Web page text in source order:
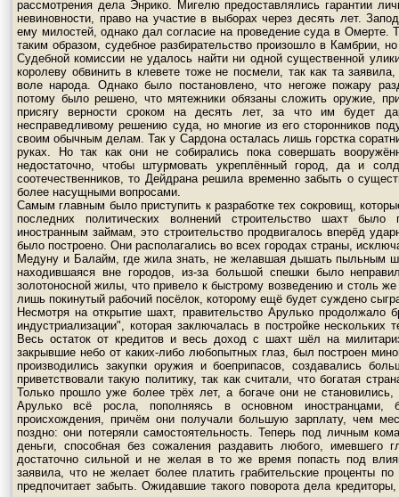
рассмотрения дела Энрико. Мигелю предоставлялись гарантии
невиновности, право на участие в выборах через десять лет.
ему милостей, однако дал согласие на проведение суда в Омерте.
таким образом, судебное разбирательство произошло в Камбрии,
Судебной комиссии не удалось найти ни одной существенной
королеву обвинить в клевете тоже не посмели, так как та
воле народа. Однако было постановлено, что негоже пожару
потому было решено, что мятежники обязаны сложить оружие,
присягу верности сроком на десять лет, за что им будет
несправедливому решению суда, но многие из его сторонников
своим обычным делам. Так у Сардона осталась лишь горстка
руках. Но так как они не собирались пока совершать
недостаточно, чтобы штурмовать укреплённый город, да и
соотечественников, то Дейдрана решила временно забыть о
более насущными вопросами.
Самым главным было приступить к разработке тех сокровищ,
последних политических волнений строительство шахт
иностранным займам, это строительство продвигалось вперёд
было построено. Они располагались во всех городах страны,
Медуну и Балайм, где жила знать, не желавшая дышать пыльным
находившаяся вне городов, из-за большой спешки было
золотоносной жилы, что привело к быстрому возведению и столь
лишь покинутый рабочий посёлок, которому ещё будет суждено
Несмотря на открытие шахт, правительство Арулько продолжало
индустриализации", которая заключалась в постройке
Весь остаток от кредитов и весь доход с шахт шёл на
закрывшие небо от каких-либо любопытных глаз, был построен
производились закупки оружия и боеприпасов, создавались
приветствовали такую политику, так как считали, что богатая
Только прошло уже более трёх лет, а богаче они не
Арулько всё росла, пополняясь в основном иностранцами,
происхождения, причём они получали большую зарплату, чем
поздно: они потеряли самостоятельность. Теперь под личным
деньги, способная без сожаления раздавить любого, имевшего
достаточно сильной и не желая в то же время попасть под
заявила, что не желает более платить грабительские проценты
предпочитает забыть. Ожидавшие такого поворота дела